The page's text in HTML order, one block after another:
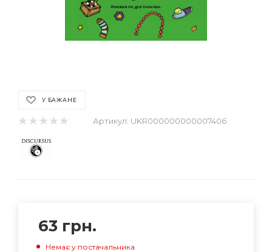
У БАЖАНЕ
Артикул: UKR000000000007406
63 грн.
Немає у постачальника